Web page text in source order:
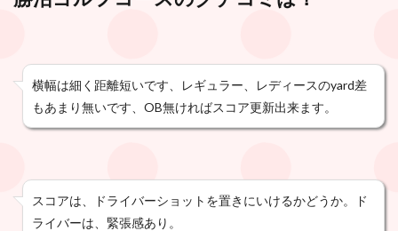
横幅は細く距離短いです、レギュラー、レディースのyard差
もあまり無いです、OB無ければスコア更新出来ます。
スコアは、ドライバーショットを置きにいけるかどうか。ド
ライバーは、緊張感あり。